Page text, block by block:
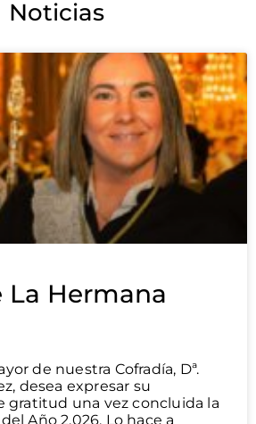
Noticias
La Hermana
de nuestra Cofradía, Dª.
desea expresar su
gratitud una vez concluida la
Año 2.026. Lo hace a